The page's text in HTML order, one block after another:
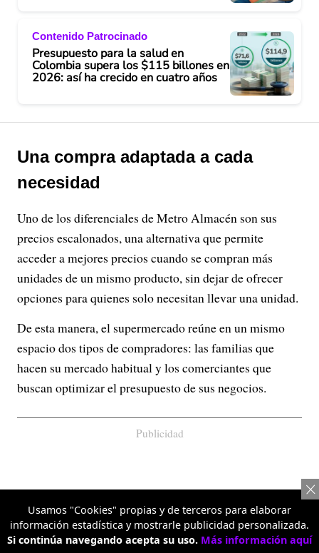
Contenido Patrocinado
Presupuesto para la salud en
Colombia supera los $115 billones en
2026: así ha crecido en cuatro años
Una compra adaptada a cada
necesidad
Uno de los diferenciales de Metro Almacén son sus
precios escalonados, una alternativa que permite
acceder a mejores precios cuando se compran más
unidades de un mismo producto, sin dejar de ofrecer
opciones para quienes solo necesitan llevar una unidad.
De esta manera, el supermercado reúne en un mismo
espacio dos tipos de compradores: las familias que
hacen su mercado habitual y los comerciantes que
buscan optimizar el presupuesto de sus negocios.
Publicidad
Usamos "Cookies" propias y de terceros para elaborar
información estadística y mostrarle publicidad personalizada.
Si continúa navegando acepta su uso. Más información aquí